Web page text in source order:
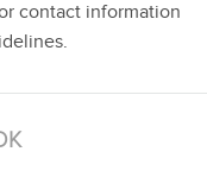
contact information